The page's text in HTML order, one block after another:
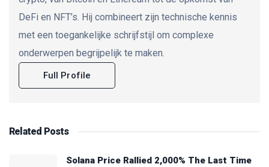
DeFi en NFT’s. Hij combineert zijn technische kennis
met een toegankelijke schrijfstijl om complexe
onderwerpen begrijpelijk te maken.
Full Profile
Related Posts
Solana Price Rallied 2,000% The Last Time